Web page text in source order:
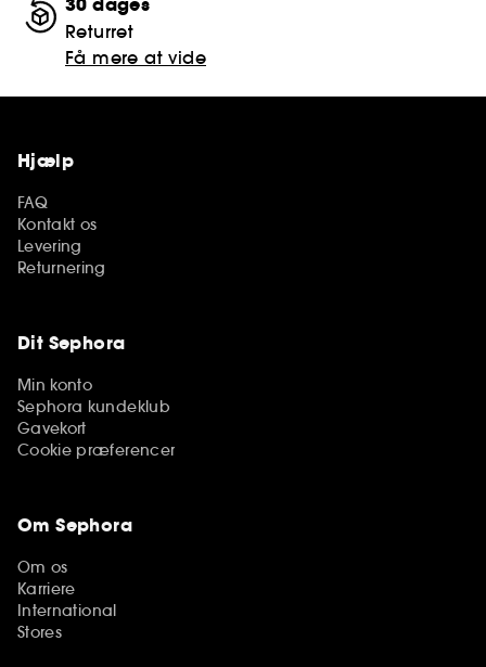
30 dages
Returret
Få mere at vide
Hjælp
FAQ
Kontakt os
Levering
Returnering
Dit Sephora
Min konto
Sephora kundeklub
Gavekort
Cookie præferencer
Om Sephora
Om os
Karriere
International
Stores